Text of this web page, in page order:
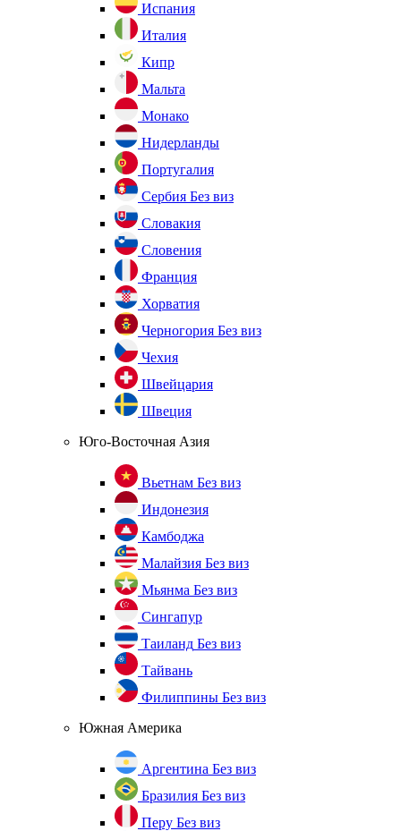
Испания
Италия
Кипр
Мальта
Монако
Нидерланды
Португалия
Сербия Без виз
Словакия
Словения
Франция
Хорватия
Черногория Без виз
Чехия
Швейцария
Швеция
Юго-Восточная Азия
Вьетнам Без виз
Индонезия
Камбоджа
Малайзия Без виз
Мьянма Без виз
Сингапур
Таиланд Без виз
Тайвань
Филиппины Без виз
Южная Америка
Аргентина Без виз
Бразилия Без виз
Перу Без виз